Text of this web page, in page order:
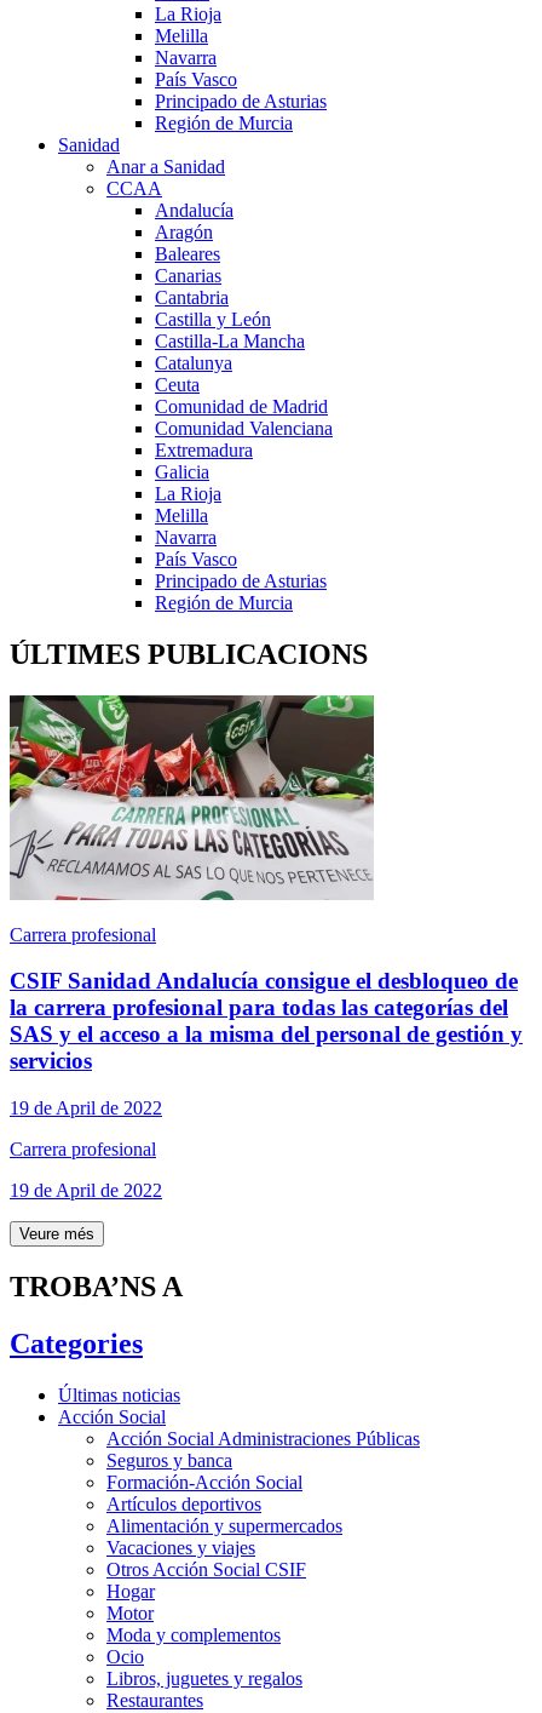
La Rioja
Melilla
Navarra
País Vasco
Principado de Asturias
Región de Murcia
Sanidad
Anar a Sanidad
CCAA
Andalucía
Aragón
Baleares
Canarias
Cantabria
Castilla y León
Castilla-La Mancha
Catalunya
Ceuta
Comunidad de Madrid
Comunidad Valenciana
Extremadura
Galicia
La Rioja
Melilla
Navarra
País Vasco
Principado de Asturias
Región de Murcia
ÚLTIMES PUBLICACIONS
Carrera profesional
CSIF Sanidad Andalucía consigue el desbloqueo de
la carrera profesional para todas las categorías del
SAS y el acceso a la misma del personal de gestión y
servicios
19 de April de 2022
Carrera profesional
19 de April de 2022
Veure més
TROBA’NS A
Categories
Últimas noticias
Acción Social
Acción Social Administraciones Públicas
Seguros y banca
Formación-Acción Social
Artículos deportivos
Alimentación y supermercados
Vacaciones y viajes
Otros Acción Social CSIF
Hogar
Motor
Moda y complementos
Ocio
Libros, juguetes y regalos
Restaurantes